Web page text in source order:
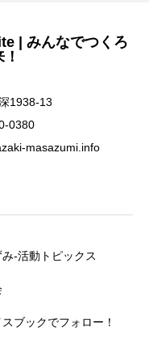
| みんなでつくろ
1938-13
0380
masazumi.info
み-活動トピックス
ブックでフォロー！